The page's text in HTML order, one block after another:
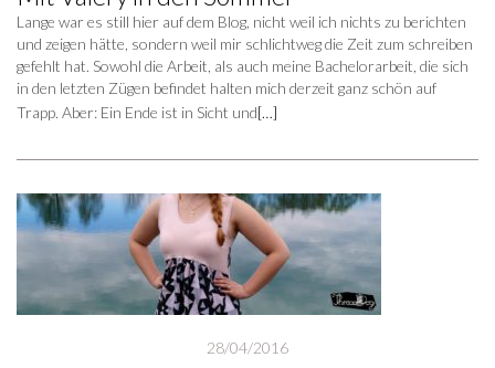
Lange war es still hier auf dem Blog, nicht weil ich nichts zu berichten
und zeigen hätte, sondern weil mir schlichtweg die Zeit zum schreiben
gefehlt hat. Sowohl die Arbeit, als auch meine Bachelorarbeit, die sich
in den letzten Zügen befindet halten mich derzeit ganz schön auf
Trapp. Aber: Ein Ende ist in Sicht und[…]
28/04/2016